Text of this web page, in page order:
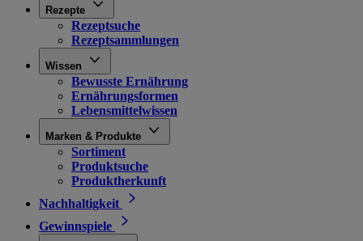
Rezepte
Rezeptsuche
Rezeptsammlungen
Wissen
Bewusste Ernährung
Ernährungsformen
Lebensmittelwissen
Marken & Produkte
Sortiment
Produktsuche
Produktherkunft
Nachhaltigkeit
Gewinnspiele